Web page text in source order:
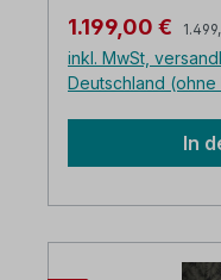
Rückseite der
Schubfächer
Hier lassen sich
Flaschen und
naturfarben mit
B/H/T: ca. 180 x
erfolgt montiert
Verkaufspreis:
1.199,00 €
inkl. MwSt,
Deutschland (ohne
In